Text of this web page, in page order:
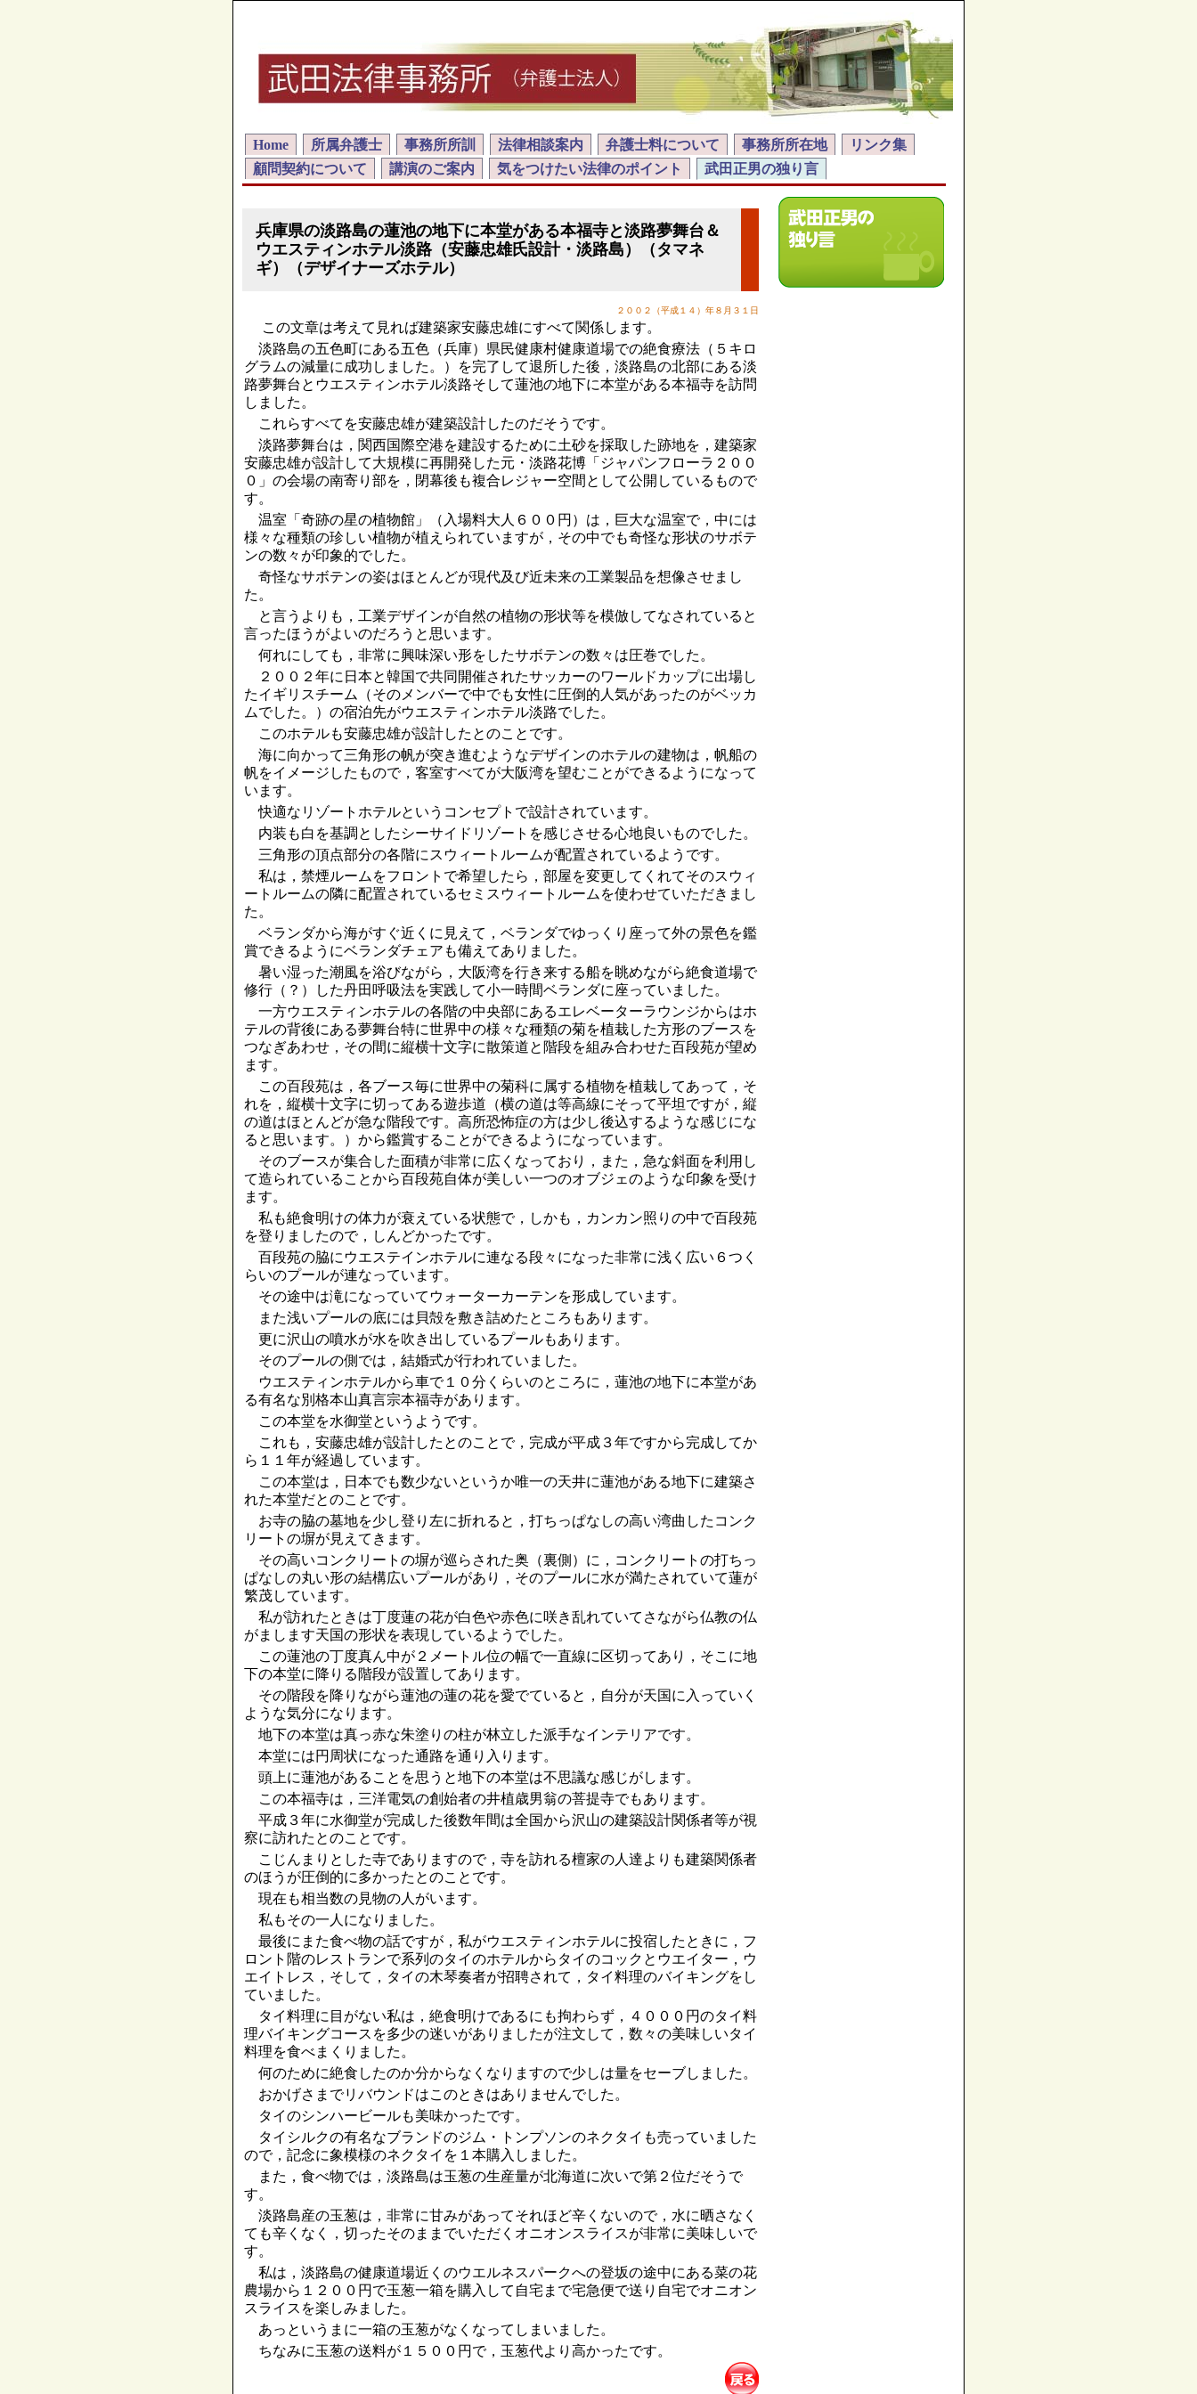
Home 所属弁護士 事務所所訓 法律相談案内 弁護士料について 事務所所在地
リンク集
顧問契約について
講演のご案内 気をつけたい法律のポイント 武田正男の独り言
兵庫県の淡路島の蓮池の地下に本堂がある本福寺と淡路夢舞台＆
ウエスティンホテル淡路（安藤忠雄氏設計・淡路島）（タマネ
ギ）（デザイナーズホテル）
２００２（平成１４）年８月３１日
この文章は考えて見れば建築家安藤忠雄にすべて関係します。
淡路島の五色町にある五色（兵庫）県民健康村健康道場での絶食療法（５キロ
グラムの減量に成功しました。）を完了して退所した後，淡路島の北部にある淡
路夢舞台とウエスティンホテル淡路そして蓮池の地下に本堂がある本福寺を訪問
しました。
これらすべてを安藤忠雄が建築設計したのだそうです。
淡路夢舞台は，関西国際空港を建設するために土砂を採取した跡地を，建築家
安藤忠雄が設計して大規模に再開発した元・淡路花博「ジャパンフローラ２００
０」の会場の南寄り部を，閉幕後も複合レジャー空間として公開しているもので
す。
温室「奇跡の星の植物館」（入場料大人６００円）は，巨大な温室で，中には
様々な種類の珍しい植物が植えられていますが，その中でも奇怪な形状のサボテ
ンの数々が印象的でした。
奇怪なサボテンの姿はほとんどが現代及び近未来の工業製品を想像させまし
た。
と言うよりも，工業デザインが自然の植物の形状等を模倣してなされていると
言ったほうがよいのだろうと思います。
何れにしても，非常に興味深い形をしたサボテンの数々は圧巻でした。
２００２年に日本と韓国で共同開催されたサッカーのワールドカップに出場し
たイギリスチーム（そのメンバーで中でも女性に圧倒的人気があったのがベッカ
ムでした。）の宿泊先がウエスティンホテル淡路でした。
このホテルも安藤忠雄が設計したとのことです。
海に向かって三角形の帆が突き進むようなデザインのホテルの建物は，帆船の
帆をイメージしたもので，客室すべてが大阪湾を望むことができるようになって
います。
快適なリゾートホテルというコンセプトで設計されています。
内装も白を基調としたシーサイドリゾートを感じさせる心地良いものでした。
三角形の頂点部分の各階にスウィートルームが配置されているようです。
私は，禁煙ルームをフロントで希望したら，部屋を変更してくれてそのスウィ
ートルームの隣に配置されているセミスウィートルームを使わせていただきまし
た。
ベランダから海がすぐ近くに見えて，ベランダでゆっくり座って外の景色を鑑
賞できるようにベランダチェアも備えてありました。
暑い湿った潮風を浴びながら，大阪湾を行き来する船を眺めながら絶食道場で
修行（？）した丹田呼吸法を実践して小一時間ベランダに座っていました。
一方ウエスティンホテルの各階の中央部にあるエレベーターラウンジからはホ
テルの背後にある夢舞台特に世界中の様々な種類の菊を植栽した方形のブースを
つなぎあわせ，その間に縦横十文字に散策道と階段を組み合わせた百段苑が望め
ます。
この百段苑は，各ブース毎に世界中の菊科に属する植物を植栽してあって，そ
れを，縦横十文字に切ってある遊歩道（横の道は等高線にそって平坦ですが，縦
の道はほとんどが急な階段です。高所恐怖症の方は少し後込するような感じにな
ると思います。）から鑑賞することができるようになっています。
そのブースが集合した面積が非常に広くなっており，また，急な斜面を利用し
て造られていることから百段苑自体が美しい一つのオブジェのような印象を受け
ます。
私も絶食明けの体力が衰えている状態で，しかも，カンカン照りの中で百段苑
を登りましたので，しんどかったです。
百段苑の脇にウエステインホテルに連なる段々になった非常に浅く広い６つく
らいのプールが連なっています。
その途中は滝になっていてウォーターカーテンを形成しています。
また浅いプールの底には貝殻を敷き詰めたところもあります。
更に沢山の噴水が水を吹き出しているプールもあります。
そのプールの側では，結婚式が行われていました。
ウエスティンホテルから車で１０分くらいのところに，蓮池の地下に本堂があ
る有名な別格本山真言宗本福寺があります。
この本堂を水御堂というようです。
これも，安藤忠雄が設計したとのことで，完成が平成３年ですから完成してか
ら１１年が経過しています。
この本堂は，日本でも数少ないというか唯一の天井に蓮池がある地下に建築さ
れた本堂だとのことです。
お寺の脇の墓地を少し登り左に折れると，打ちっぱなしの高い湾曲したコンク
リートの塀が見えてきます。
その高いコンクリートの塀が巡らされた奥（裏側）に，コンクリートの打ちっ
ぱなしの丸い形の結構広いプールがあり，そのプールに水が満たされていて蓮が
繁茂しています。
私が訪れたときは丁度蓮の花が白色や赤色に咲き乱れていてさながら仏教の仏
がまします天国の形状を表現しているようでした。
この蓮池の丁度真ん中が２メートル位の幅で一直線に区切ってあり，そこに地
下の本堂に降りる階段が設置してあります。
その階段を降りながら蓮池の蓮の花を愛でていると，自分が天国に入っていく
ような気分になります。
地下の本堂は真っ赤な朱塗りの柱が林立した派手なインテリアです。
本堂には円周状になった通路を通り入ります。
頭上に蓮池があることを思うと地下の本堂は不思議な感じがします。
この本福寺は，三洋電気の創始者の井植歳男翁の菩提寺でもあります。
平成３年に水御堂が完成した後数年間は全国から沢山の建築設計関係者等が視
察に訪れたとのことです。
こじんまりとした寺でありますので，寺を訪れる檀家の人達よりも建築関係者
のほうが圧倒的に多かったとのことです。
現在も相当数の見物の人がいます。
私もその一人になりました。
最後にまた食べ物の話ですが，私がウエスティンホテルに投宿したときに，フ
ロント階のレストランで系列のタイのホテルからタイのコックとウエイター，ウ
エイトレス，そして，タイの木琴奏者が招聘されて，タイ料理のバイキングをし
ていました。
タイ料理に目がない私は，絶食明けであるにも拘わらず，４０００円のタイ料
理バイキングコースを多少の迷いがありましたが注文して，数々の美味しいタイ
料理を食べまくりました。
何のために絶食したのか分からなくなりますので少しは量をセーブしました。
おかげさまでリバウンドはこのときはありませんでした。
タイのシンハービールも美味かったです。
タイシルクの有名なブランドのジム・トンプソンのネクタイも売っていました
ので，記念に象模様のネクタイを１本購入しました。
また，食べ物では，淡路島は玉葱の生産量が北海道に次いで第２位だそうで
す。
淡路島産の玉葱は，非常に甘みがあってそれほど辛くないので，水に晒さなく
ても辛くなく，切ったそのままでいただくオニオンスライスが非常に美味しいで
す。
私は，淡路島の健康道場近くのウエルネスパークへの登坂の途中にある菜の花
農場から１２００円で玉葱一箱を購入して自宅まで宅急便で送り自宅でオニオン
スライスを楽しみました。
あっというまに一箱の玉葱がなくなってしまいました。
ちなみに玉葱の送料が１５００円で，玉葱代より高かったです。